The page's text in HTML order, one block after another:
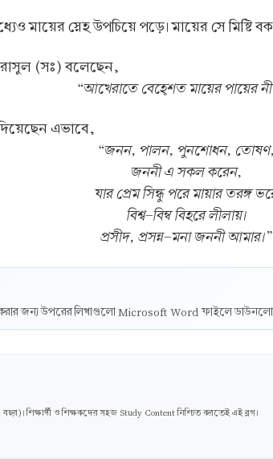
মায়ের স্নেহ উপচিয়ে পড়ে। মায়ের সে মিষ্টি
(সঃ) বলেছেন,
“আখেরাতে বেহে্‌শত মায়ের পায়ের
এভাবে,
“জনন, পালন, পুনশোধন, তোষণ,
জননী এ সকল করেন,
যার প্রেম সিন্ধু পরে মায়ার তরঙ্গ
বিশ্ব-বিম্ব বিহরে লীলায়।
প্রসীদ, প্রসন্ন-মনা জননী আমার।”
করার জন্য উপরের লিখাগুলো Microsoft Word ফাইলে
শিক্ষার্থী ও শিক্ষকদের সহজ Study Content নিশ্চিত করতেই এই ব্লগ।